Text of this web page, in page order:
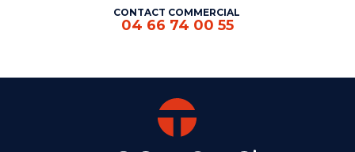
CONTACT COMMERCIAL
04 66 74 00 55